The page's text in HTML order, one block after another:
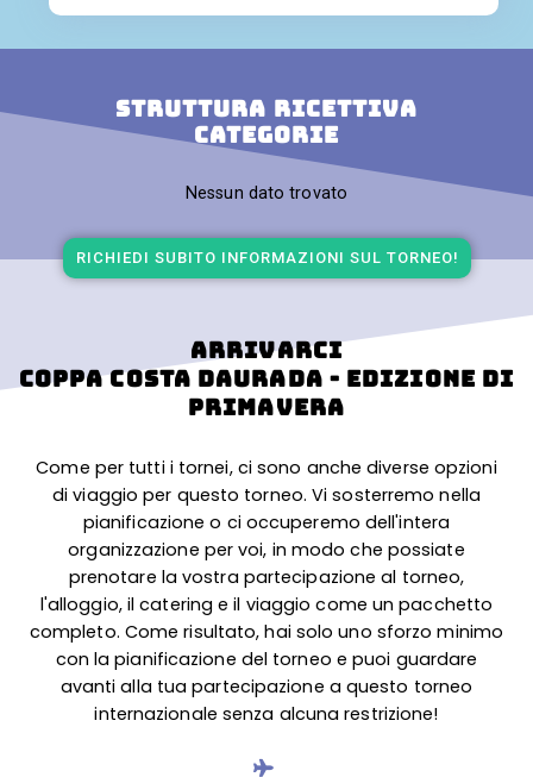
Struttura ricettiva
categorie
Nessun dato trovato
RICHIEDI SUBITO INFORMAZIONI SUL TORNEO!
arrivarci
Coppa Costa Daurada - Edizione di
primavera
Come per tutti i tornei, ci sono anche diverse opzioni
di viaggio per questo torneo. Vi sosterremo nella
pianificazione o ci occuperemo dell'intera
organizzazione per voi, in modo che possiate
prenotare la vostra partecipazione al torneo,
l'alloggio, il catering e il viaggio come un pacchetto
completo. Come risultato, hai solo uno sforzo minimo
con la pianificazione del torneo e puoi guardare
avanti alla tua partecipazione a questo torneo
internazionale senza alcuna restrizione!